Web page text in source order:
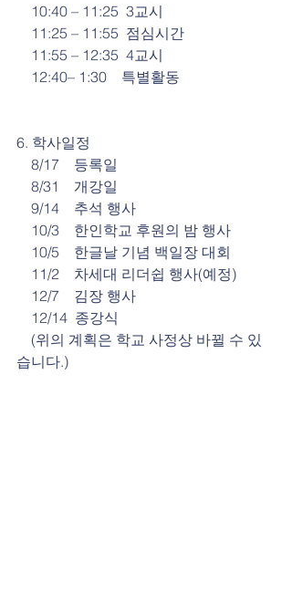
    10:40 – 11:25  3교시
    11:25 – 11:55  점심시간
    11:55 – 12:35  4교시
    12:40– 1:30    특별활동
6. 학사일정
    8/17    등록일
    8/31    개강일
    9/14    추석 행사
    10/3    한인학교 후원의 밤 행사
    10/5    한글날 기념 백일장 대회
    11/2    차세대 리더쉽 행사(예정)
    12/7    김장 행사
    12/14  종강식
습니다.)